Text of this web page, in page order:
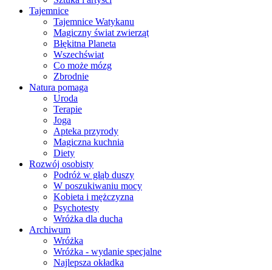
Tajemnice
Tajemnice Watykanu
Magiczny świat zwierząt
Błękitna Planeta
Wszechświat
Co może mózg
Zbrodnie
Natura pomaga
Uroda
Terapie
Joga
Apteka przyrody
Magiczna kuchnia
Diety
Rozwój osobisty
Podróż w głąb duszy
W poszukiwaniu mocy
Kobieta i mężczyzna
Psychotesty
Wróżka dla ducha
Archiwum
Wróżka
Wróżka - wydanie specjalne
Najlepsza okładka